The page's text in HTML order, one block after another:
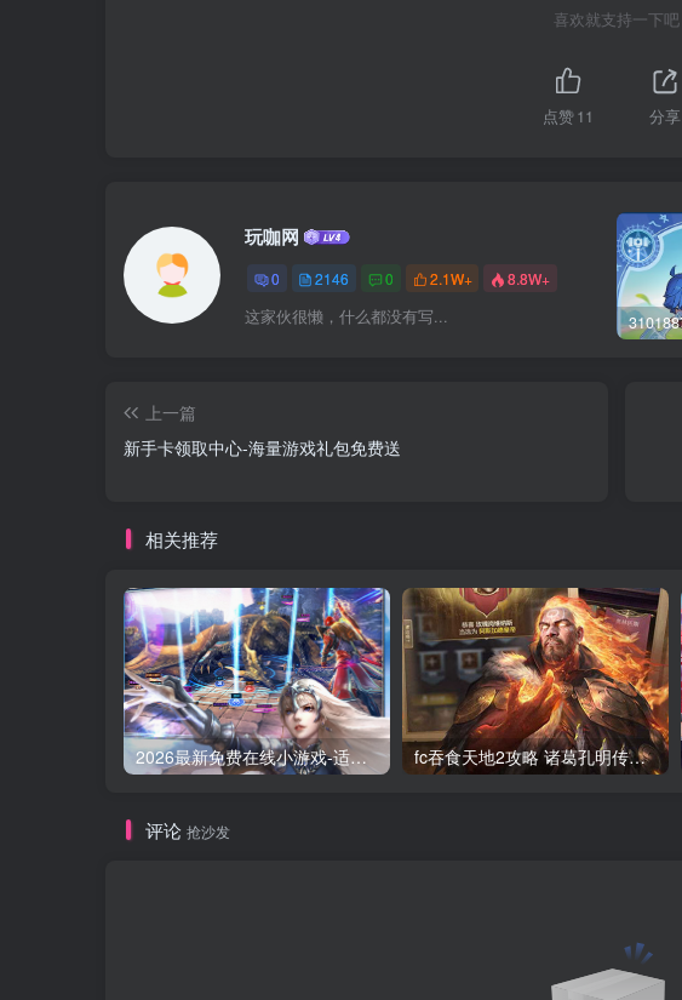
喜欢就支持一下吧
点赞11 分享
玩咖网
0 2146 0 2.1W+ 8.8W+
这家伙很懒，什么都没有写...
上一篇
新手卡领取中心-海量游戏礼包免费送
相关推荐
2026最新免费在线小游戏-适合摸鱼解压的休闲神作盘点 fc吞食天地2攻略 诸葛孔明传隐藏物品及完美通关
评论 抢沙发